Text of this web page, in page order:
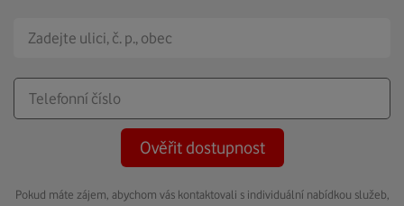
Ověřit dostupnost
Pokud máte zájem, abychom vás kontaktovali s individuální nabídkou služeb,